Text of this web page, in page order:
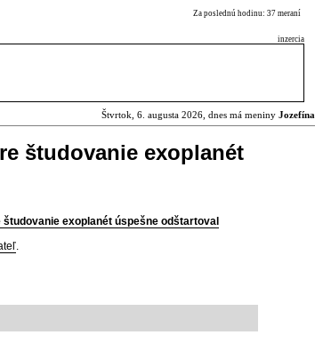
Za poslednú hodinu: 37 meraní
inzercia
Štvrtok, 6. augusta 2026, dnes má meniny Jozefína
študovanie exoplanét
exoplanét úspešne odštartoval
.